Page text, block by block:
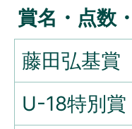
賞名・点数
藤田弘基賞
U-18特別賞